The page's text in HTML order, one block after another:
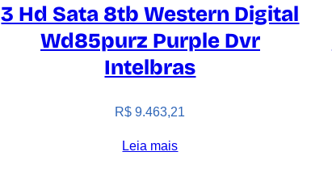
3 Hd Sata 8tb Western Digital
Wd85purz Purple Dvr
Intelbras
R$ 9.463,21
Leia mais